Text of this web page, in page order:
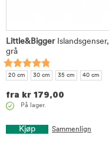
Little&BiggerIslandsgenser,
grå
20 cm 30 cm 35 cm
40 cm
fra kr 179,00
På lager.
Kjøp Sammenlign